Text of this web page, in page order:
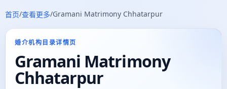
首页/查看更多/Gramani Matrimony Chhatarpur
婚介机构目录详情页
Gramani Matrimony
Chhatarpur